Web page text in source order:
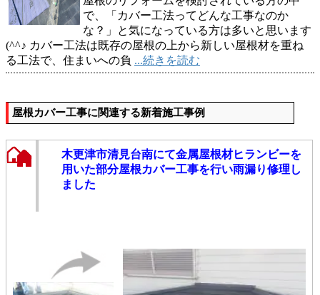
で、「カバー工法ってどんな工事なのか
な？」と気になっている方は多いと思います
(^^♪ カバー工法は既存の屋根の上から新しい屋根材を重ね
る工法で、住まいへの負 ...続きを読む
屋根カバー工事に関連する新着施工事例
木更津市清見台南にて金属屋根材ヒランビーを
用いた部分屋根カバー工事を行い雨漏り修理し
ました